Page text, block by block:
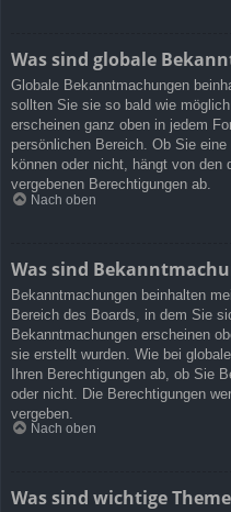
Was sind globale
Globale Bekanntmachungen
sollten Sie sie so bald wie
erscheinen ganz oben in jedem
persönlichen Bereich. Ob Sie
können oder nicht, hängt von den
vergebenen Berechtigungen ab.
Nach oben
Was sind
Bekanntmachungen beinhalten
Bereich des Boards, in dem Sie
Bekanntmachungen erscheinen
sie erstellt wurden. Wie bei
Ihren Berechtigungen ab, ob Sie
oder nicht. Die Berechtigungen
vergeben.
Nach oben
Was sind wichtige